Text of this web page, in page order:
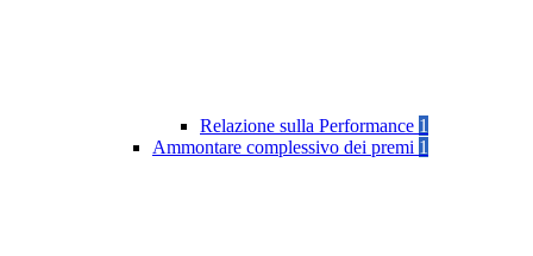
Relazione sulla Performance 1
Ammontare complessivo dei premi 1